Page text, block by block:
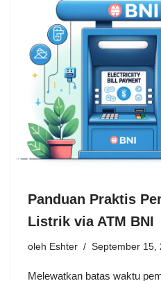
Panduan Praktis
Listrik via ATM BNI
oleh Eshter September 15,
Melewatkan batas waktu